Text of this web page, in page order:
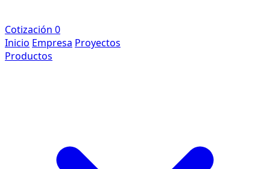
Cotización 0
Inicio Empresa Proyectos
Productos